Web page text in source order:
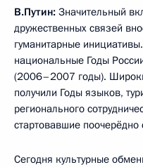
В.Путин: Значительный
дружественных связей
гуманитарные
национальные Годы
(2006–2007 годы).
получили Годы языков,
регионального
стартовавшие
Сегодня культурные